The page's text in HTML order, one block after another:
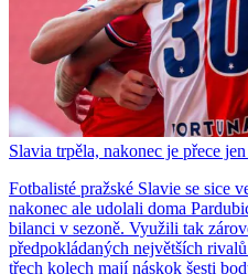
Slavia trpěla, nakonec je přece
Fotbalisté pražské Slavie se sice
nakonec ale udolali doma
bilanci v sezoně. Využili tak
předpokládaných největších
třech kolech mají náskok šesti